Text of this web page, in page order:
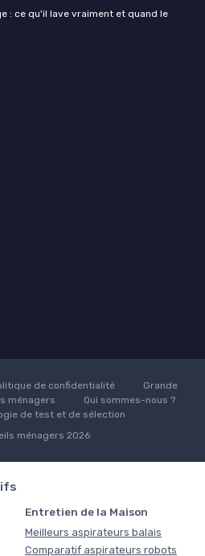
: ce qu'il lave vraiment et quand le
de confidentialité
Grande
ménagers
Qui sommes-nous ?
de test et de sélection
ménagers 2026
Entretien de la Maison
Meilleurs aspirateurs balais
Comparatif aspirateurs robots